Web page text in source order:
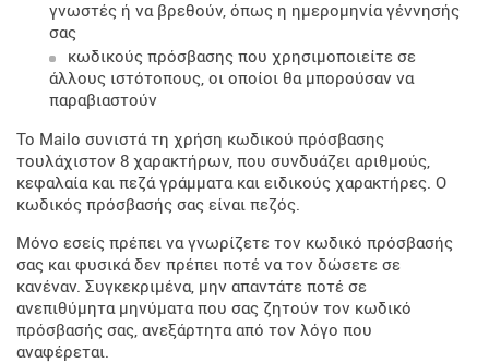
γνωστές ή να βρεθούν, όπως η ημερομηνία γέννησής
σας
κωδικούς πρόσβασης που χρησιμοποιείτε σε
άλλους ιστότοπους, οι οποίοι θα μπορούσαν να
παραβιαστούν
Το Mailo συνιστά τη χρήση κωδικού πρόσβασης
τουλάχιστον 8 χαρακτήρων, που συνδυάζει αριθμούς,
κεφαλαία και πεζά γράμματα και ειδικούς χαρακτήρες. Ο
κωδικός πρόσβασής σας είναι πεζός.
Μόνο εσείς πρέπει να γνωρίζετε τον κωδικό πρόσβασής
σας και φυσικά δεν πρέπει ποτέ να τον δώσετε σε
κανέναν. Συγκεκριμένα, μην απαντάτε ποτέ σε
ανεπιθύμητα μηνύματα που σας ζητούν τον κωδικό
πρόσβασής σας, ανεξάρτητα από τον λόγο που
αναφέρεται.